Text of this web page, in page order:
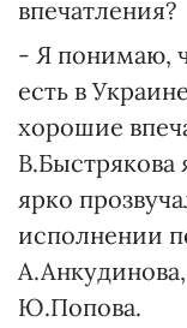
впечатления?
- Я понимаю,
есть в
хорошие
В.Быстрякова
ярко
исполнении
Ю.Попова.